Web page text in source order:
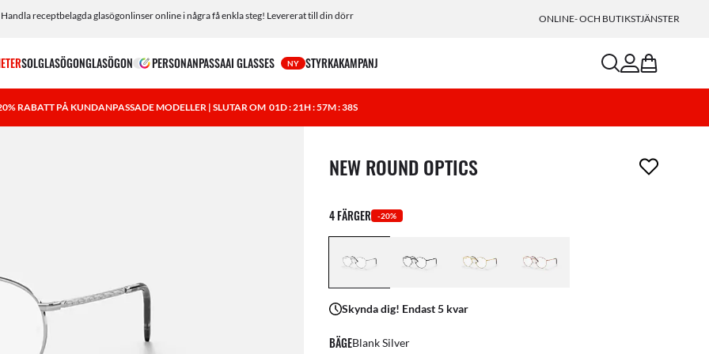
Handla receptbelagda glasögonlinser online i några få enkla steg! Levererat till din dörr ONLINE- OCH BUTIKSTJÄNSTER
SOLGLASÖGONGLASÖGON PERSONANPASSAAI GLASSES NY STYRKAKAMPANJ searchaccount
bag
RABATT PÅ KUNDANPASSADE MODELLER | SLUTAR OM 01D : 21H : 57M : 37S
1 artikel har tagits bort från din önskelista
NEW ROUND OPTICS
4 FÄRGER -20%
Skynda dig! Endast 5 kvar
BÄGEBlank Silver